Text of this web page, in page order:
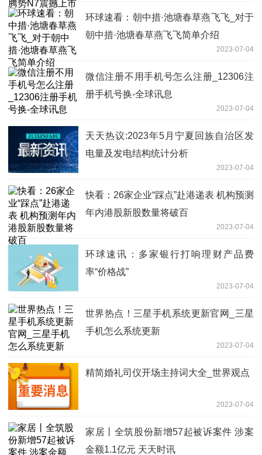
环球速看：朝中措·池塘春草燕飞飞_对于
朝中措·池塘春草燕飞飞简单介绍
2023-07-04
微信注册不用手机号怎么注册_12306注
册手机号换-全球讯息
2023-07-04
天天热议:2023年5月宁夏回族自治区发
电量及发电结构统计分析
2023-07-04
快看：26家企业“踩点”赴港递表 机构预测
年内港股新股数量将破百
2023-07-04
环球速讯：多家银行打响理财产品费
率“价格战”
2023-07-04
世界热点！三星手机系统更新官网_三星
手机怎么系统更新
2023-07-04
精简婚礼司仪开场主持词大全_世界观点
2023-07-04
家居丨全筑股份新增57起被诉案件 涉案
金额1.1亿元 天天时讯